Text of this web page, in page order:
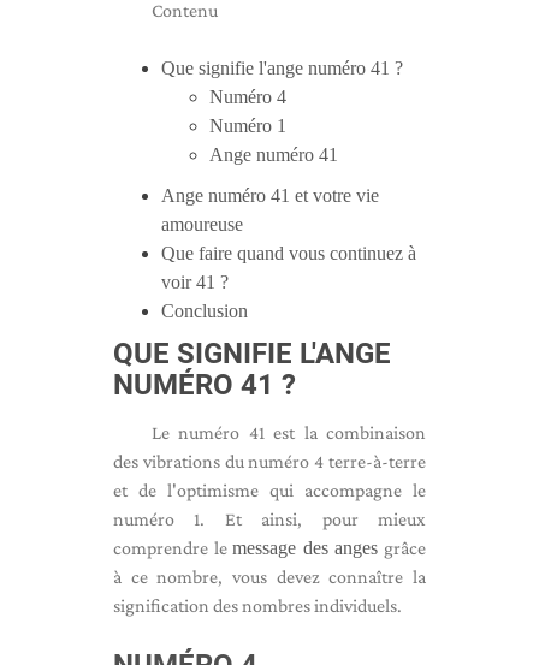
Contenu
Que signifie l'ange numéro 41 ?
Numéro 4
Numéro 1
Ange numéro 41
Ange numéro 41 et votre vie
amoureuse
Que faire quand vous continuez à
voir 41 ?
Conclusion
QUE SIGNIFIE L'ANGE
NUMÉRO 41 ?
Le numéro 41 est la combinaison
des vibrations du numéro 4 terre-à-terre
et de l'optimisme qui accompagne le
numéro 1. Et ainsi, pour mieux
comprendre lemessage des anges grâce
à ce nombre, vous devez connaître la
signification des nombres individuels.